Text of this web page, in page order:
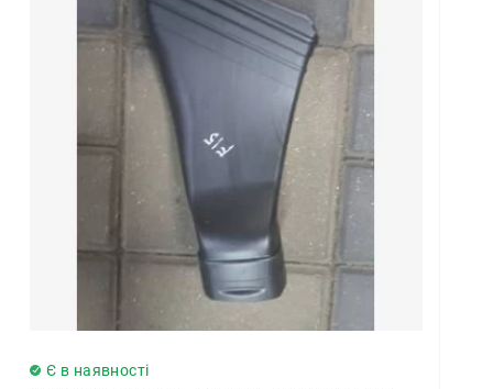
Є в наявності